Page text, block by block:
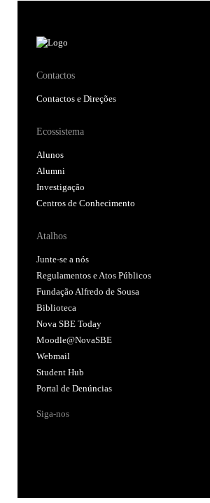
Contactos
Contactos e Direções
Ecossistema
Alunos
Alumni
Investigação
Centros de Conhecimento
Atalhos
Junte-se a nós
Regulamentos e Atos Públicos
Fundação Alfredo de Sousa
Biblioteca
Nova SBE Today
Moodle@NovaSBE
Webmail
Student Hub
Portal de Denúncias
Siga-nos